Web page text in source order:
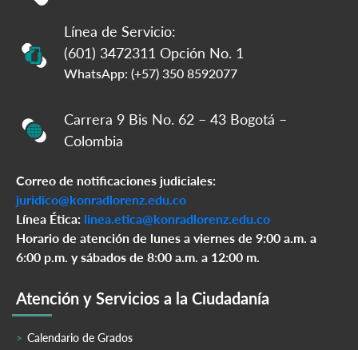
Línea de Servicio:
(601) 3472311 Opción No. 1
WhatsApp: (+57) 350 8592077
Carrera 9 Bis No. 62 – 43 Bogotá –
Colombia
Correo de notificaciones judiciales:
juridico@konradlorenz.edu.co
Línea Ética: linea.etica@konradlorenz.edu.co
Horario de atención de lunes a viernes de 9:00 a.m. a
6:00 p.m. y sábados de 8:00 a.m. a 12:00 m.
Atención y Servicios a la Ciudadanía
Calendario de Grados